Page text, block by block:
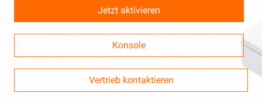
Jetzt aktivieren
Konsole
Vertrieb kontaktieren